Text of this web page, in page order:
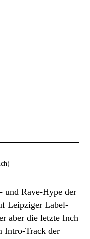
und Rave-Hype der
Leipziger Label-
aber die letzte Inch
Intro-Track der